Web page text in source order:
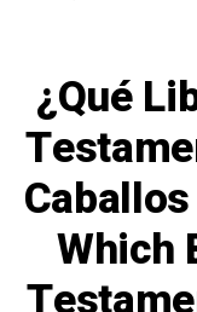
¿Qué
Which